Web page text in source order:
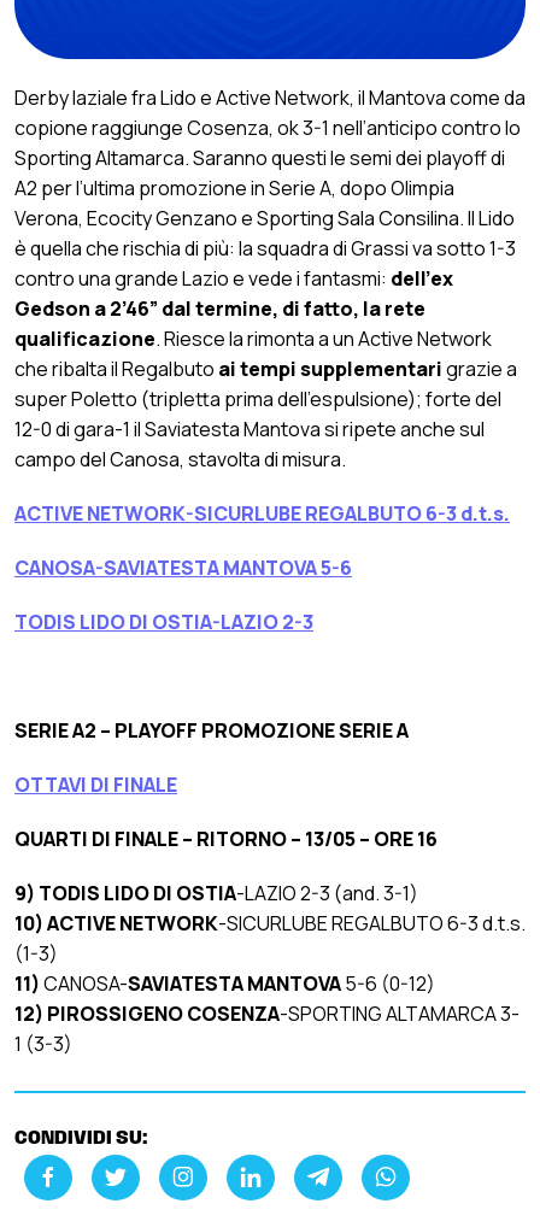
Derby laziale fra Lido e Active Network, il Mantova come da
copione raggiunge Cosenza, ok 3-1 nell’anticipo contro lo
Sporting Altamarca. Saranno questi le semi dei playoff di
A2 per l’ultima promozione in Serie A, dopo Olimpia
Verona, Ecocity Genzano e Sporting Sala Consilina. Il Lido
è quella che rischia di più: la squadra di Grassi va sotto 1-3
contro una grande Lazio e vede i fantasmi: dell’ex
Gedson a 2’46” dal termine, di fatto, la rete
qualificazione. Riesce la rimonta a un Active Network
che ribalta il Regalbuto ai tempi supplementarigrazie a
super Poletto (tripletta prima dell’espulsione); forte del
12-0 di gara-1 il Saviatesta Mantova si ripete anche sul
campo del Canosa, stavolta di misura.
ACTIVE NETWORK-SICURLUBE REGALBUTO 6-3 d.t.s.
CANOSA-SAVIATESTA MANTOVA 5-6
TODIS LIDO DI OSTIA-LAZIO 2-3
SERIE A2 – PLAYOFF PROMOZIONE SERIE A
OTTAVI DI FINALE
QUARTI DI FINALE – RITORNO – 13/05 – ORE 16
9) TODIS LIDO DI OSTIA-LAZIO 2-3 (and. 3-1)
10) ACTIVE NETWORK-SICURLUBE REGALBUTO 6-3 d.t.s.
(1-3)
11)CANOSA-SAVIATESTA MANTOVA5-6 (0-12)
12) PIROSSIGENO COSENZA-SPORTING ALTAMARCA 3-
1 (3-3)
CONDIVIDI SU: